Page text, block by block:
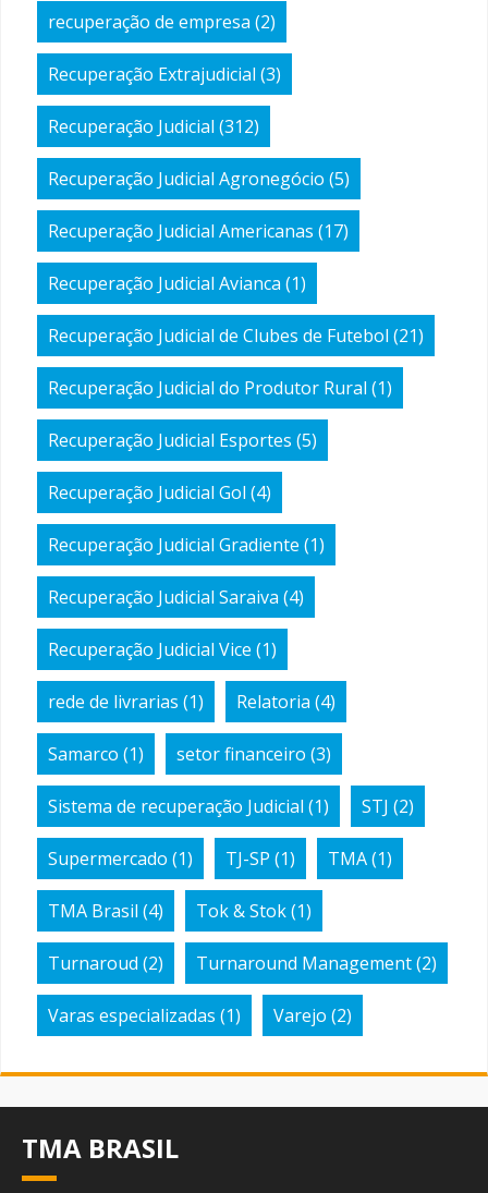
recuperação de empresa (2)
Recuperação Extrajudicial (3)
Recuperação Judicial (312)
Recuperação Judicial Agronegócio (5)
Recuperação Judicial Americanas (17)
Recuperação Judicial Avianca (1)
Recuperação Judicial de Clubes de Futebol (21)
Recuperação Judicial do Produtor Rural (1)
Recuperação Judicial Esportes (5)
Recuperação Judicial Gol (4)
Recuperação Judicial Gradiente (1)
Recuperação Judicial Saraiva (4)
Recuperação Judicial Vice (1)
rede de livrarias (1) Relatoria (4)
Samarco (1) setor financeiro (3)
Sistema de recuperação Judicial (1) STJ (2)
Supermercado (1) TJ-SP (1) TMA(1)
TMA Brasil (4) Tok & Stok(1)
Turnaroud (2) Turnaround Management(2)
Varas especializadas (1) Varejo (2)
TMA BRASIL